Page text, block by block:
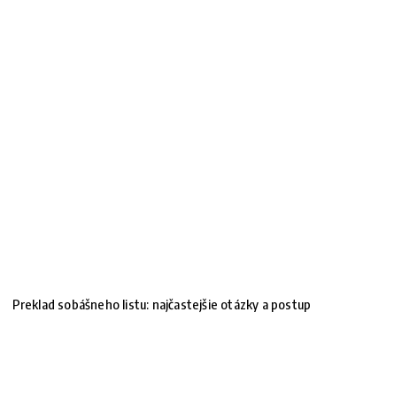
Preklad sobášneho listu: najčastejšie otázky a postup